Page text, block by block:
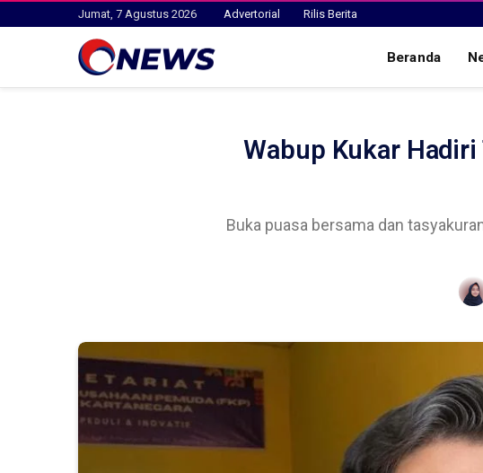
Jumat, 7 Agustus 2026 Advertorial Rilis Berita
Beranda
Wabup Kukar Hadiri
Buka puasa bersama dan